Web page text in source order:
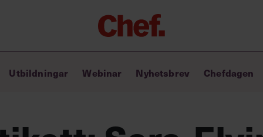
Chefakademin+
Lyft ditt ledarskap med C+
Ledarskapsbiblioteket
Utbildningar Webinar Nyhetsbrev Chefdagen